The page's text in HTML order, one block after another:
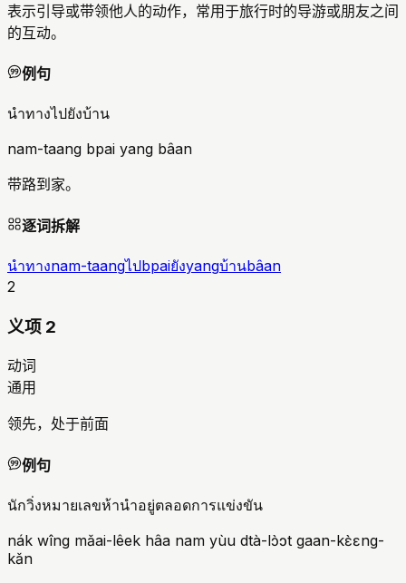
表示引导或带领他人的动作，常用于旅行时的导游或朋友之间
的互动。
例句
นำทางไปยังบ้าน
nam-taang bpai yang bâan
带路到家。
逐词拆解
นำทางnam-taangไปbpaiยังyangบ้านbâan
2
义项 2
动词
通用
领先，处于前面
例句
นักวิ่งหมายเลขห้านำอยู่ตลอดการแข่งขัน
nák wîng mǎai-lêek hâa nam yùu dtà-lɔ̀ɔt gaan-kɛ̀ɛng-
kǎn